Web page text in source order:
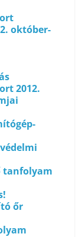
október-
2012.
tanfolyam
őr